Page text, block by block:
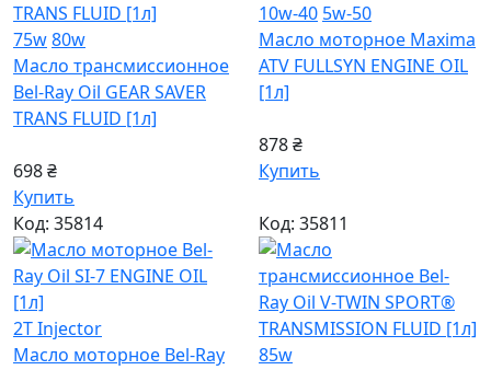
75w80w
Масло трансмиссионное
Bel-Ray Oil GEAR SAVER
TRANS FLUID [1л]
698 ₴
Купить
10w-40 5w-50
Масло моторное Maxima
ATV FULLSYN ENGINE OIL
[1л]
878 ₴
Купить
Код: 35814
2T Injector
Масло моторное Bel-Ray
Код: 35811
85w